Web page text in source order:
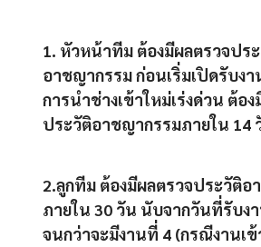
1. หัวหน้าทีม ต้องมีผลตรวจปร
อาชญากรรม ก่อนเริ่มเปิดรับง
การนำช่างเข้าใหม่เร่งด่วน ต้อ
ประวัติอาชญากรรมภายใน 14
2.ลูกทีม ต้องมีผลตรวจประวัติอ
ภายใน 30 วัน นับจากวันที่รับง
จนกว่าจะมีงานที่ 4 (กรณีงานเ